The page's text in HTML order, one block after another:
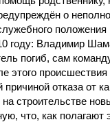
о
году: Владимир
погиб, сам
этого
причиной отказа от
строительстве
что, как